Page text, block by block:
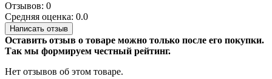
Отзывов: 0
Средняя оценка: 0.0
Написать отзыв
Оставить отзыв о товаре можно только после его покупки.
Так мы формируем честный рейтинг.
Нет отзывов об этом товаре.